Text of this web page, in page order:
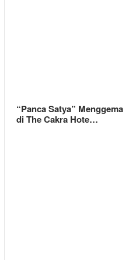
“Panca Satya” Menggema
di The Cakra Hote…